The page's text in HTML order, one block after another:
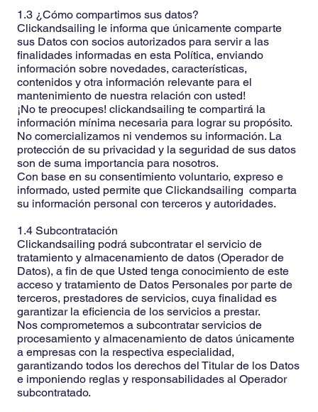
1.3 ¿Cómo compartimos sus datos?
Clickandsailing le informa que únicamente comparte
sus Datos con socios autorizados para servir a las
finalidades informadas en esta Política, enviando
información sobre novedades, características,
contenidos y otra información relevante para el
mantenimiento de nuestra relación con usted!
¡No te preocupes! clickandsailing te compartirá la
información mínima necesaria para lograr su propósito.
No comercializamos ni vendemos su información. La
protección de su privacidad y la seguridad de sus datos
son de suma importancia para nosotros.
Con base en su consentimiento voluntario, expreso e
informado, usted permite que Clickandsailing comparta
su información personal con terceros y autoridades.
1.4 Subcontratación
Clickandsailing podrá subcontratar el servicio de
tratamiento y almacenamiento de datos (Operador de
Datos), a fin de que Usted tenga conocimiento de este
acceso y tratamiento de Datos Personales por parte de
terceros, prestadores de servicios, cuya finalidad es
garantizar la eficiencia de los servicios a prestar.
Nos comprometemos a subcontratar servicios de
procesamiento y almacenamiento de datos únicamente
a empresas con la respectiva especialidad,
garantizando todos los derechos del Titular de los Datos
e imponiendo reglas y responsabilidades al Operador
subcontratado.